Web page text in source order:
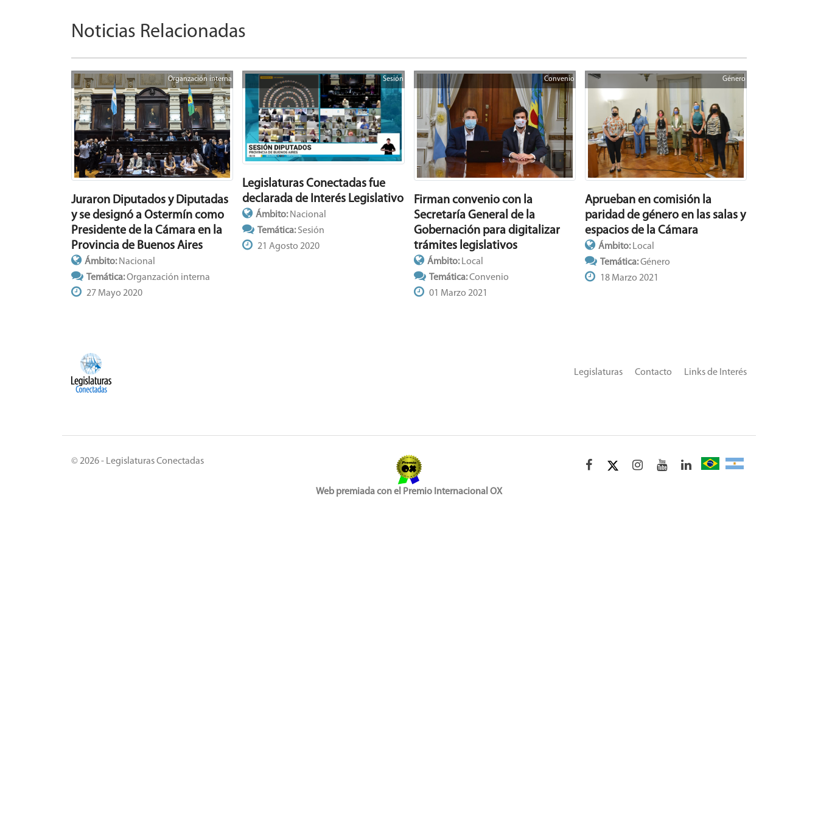
Noticias Relacionadas
Organzación interna
Juraron Diputados y Diputadas
y se designó a Ostermín como
Presidente de la Cámara en la
Provincia de Buenos Aires
Ámbito: Nacional
Temática:Organzación interna
27 Mayo 2020
Sesión
Legislaturas Conectadas fue
declarada de Interés Legislativo
Ámbito: Nacional
Temática:Sesión
21 Agosto 2020
Convenio
Firman convenio con la
Secretaría General de la
Gobernación para digitalizar
trámites legislativos
Ámbito: Local
Temática:Convenio
01 Marzo 2021
Género
Aprueban en comisión la
paridad de género en las salas y
espacios de la Cámara
Ámbito: Local
Temática:Género
18 Marzo 2021
Links de Interés
Contacto
Legislaturas
© 2026 - Legislaturas Conectadas
Web premiada con el Premio Internacional OX